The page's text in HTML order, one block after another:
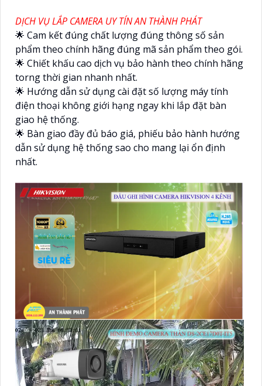
DỊCH VỤ LẮP CAMERA UY TÍN AN THÀNH PHÁT
🌟 Cam kết đúng chất lượng đúng thông số sản
phẩm theo chính hãng đúng mã sản phẩm theo gói.
🌟 Chiết khấu cao dịch vụ bảo hành theo chính hãng
torng thời gian nhanh nhất.
🌟 Hướng dẫn sử dụng cài đặt số lượng máy tính
điện thoại không giới hạng ngay khi lắp đặt bàn
giao hệ thống.
🌟 Bàn giao đầy đủ báo giá, phiếu bảo hành hướng
dẫn sử dụng hệ thống sao cho mang lại ổn định
nhất.